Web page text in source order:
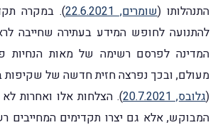
התנהלותו (שומרים, 22.6.2021
). במקרה
להתנועה לחופש המידע בעתירה שחייבה
המדינה לפרסם רשימה של מאות הנחיות
מעולם, ובכך נפרצה חזית חדשה של
(גלובס, 20.7.2021
). הצלחות אלו ואחרות
המבוקש, אלא גם יצרו תקדימים המחייבים